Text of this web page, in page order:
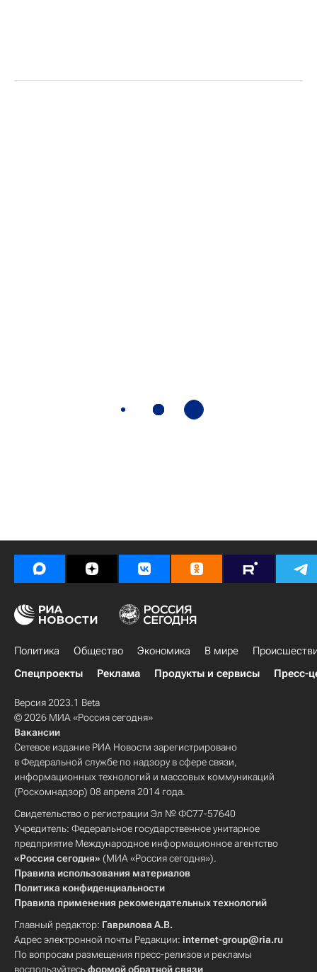
Политика Общество Экономика В мире
Спецпроекты
Реклама Продукты и сервисы Пресс-
Версия 2023.1 Beta
© 2026 МИА «Россия сегодня»
Вакансии
Сетевое издание РИА Новости зарегистрировано
в Федеральной службе по надзору в сфере связи,
информационных технологий и массовых коммуникаций
(Роскомнадзор) 08 апреля 2014 года.
Свидетельство о регистрации Эл № ФС77-57640
Учредитель: Федеральное государственное унитарное
предприятие Международное информационное агентство
«Россия сегодня» (МИА «Россия сегодня»).
Правила использования материалов
Политика конфиденциальности
Правила применения рекомендательных технологий
Главный редактор: Гаврилова А.В.
Адрес электронной почты Редакции: internet-group@ria.ru
По вопросам размещения пресс-релизов и рекламы
воспользуйтесьформой обратной связи